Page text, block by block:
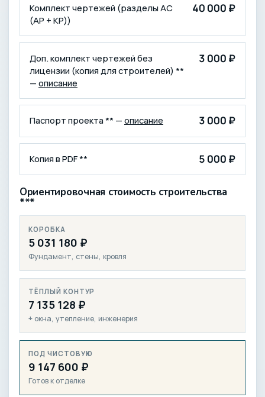
КОМПЛЕКТАЦИЯ
ЦЕНА (₽)
Комплект чертежей (разделы АС
(АР + КР))
40 000 ₽
Доп. комплект чертежей без
лицензии (копия для строителей) **
— описание
3 000 ₽
Паспорт проекта ** — описание 3 000 ₽
Копия в PDF ** 5 000 ₽
Ориентировочная стоимость строительства
***
КОРОБКА
5 031 180 ₽
Фундамент, стены, кровля
ТЁПЛЫЙ КОНТУР
7 135 128 ₽
+ окна, утепление, инженерия
ПОД ЧИСТОВУЮ
9 147 600 ₽
Готов к отделке